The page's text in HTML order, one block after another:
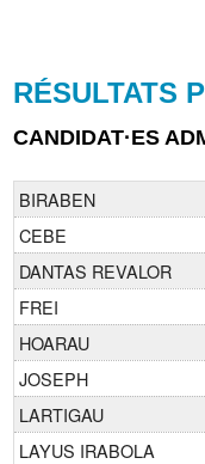
RÉSULTATS
CANDIDAT·ES
BIRABEN
CEBE
DANTAS REVALOR
FREI
HOARAU
JOSEPH
LARTIGAU
LAYUS IRABOLA